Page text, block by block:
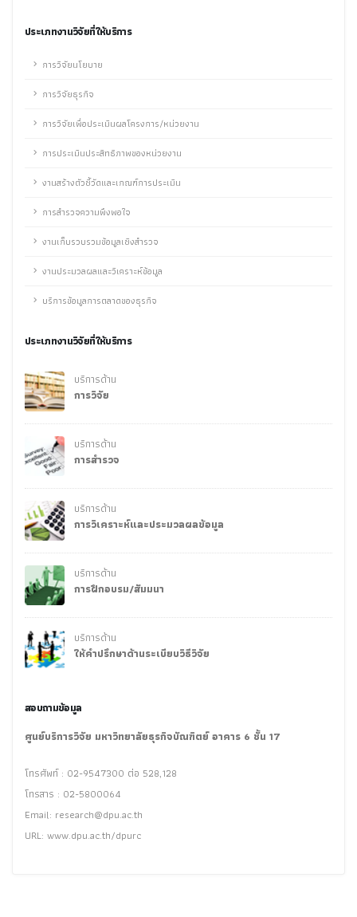
ประเภทงานวิจัยที่ให้บริการ
การวิจัยนโยบาย
การวิจัยธุรกิจ
การวิจัยเพื่อประเมินผลโครงการ/หน่วยงาน
การประเมินประสิทธิภาพของหน่วยงาน
งานสร้างตัวชี้วัดและเกณฑ์การประเมิน
การสำรวจความพึงพอใจ
งานเก็บรวบรวมข้อมูลเชิงสำรวจ
งานประมวลผลและวิเคราะห์ข้อมูล
บริการข้อมูลการตลาดของธุรกิจ
ประเภทงานวิจัยที่ให้บริการ
บริการด้าน
การวิจัย
บริการด้าน
การสำรวจ
บริการด้าน
การวิเคราะห์และประมวลผลข้อมูล
บริการด้าน
การฝึกอบรม/สัมมนา
บริการด้าน
ให้คำปรึกษาด้านระเบียบวิธีวิจัย
สอบถามข้อมูล
ศูนย์บริการวิจัย มหาวิทยาลัยธุรกิจบัณฑิตย์ อาคาร 6 ชั้น 17
โทรศัพท์ : 02-9547300 ต่อ 528,128
โทรสาร : 02-5800064
Email: research@dpu.ac.th
URL: www.dpu.ac.th/dpurc